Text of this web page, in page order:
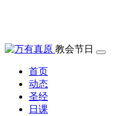
教会节日
首页
动态
圣经
日课